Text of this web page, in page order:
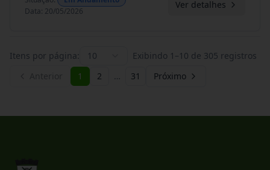
Data: 20/05/2026
Ver detalhes
Itens por página: 10 Exibindo 1 –10 de 305 registros
1 2 … 31 Próximo